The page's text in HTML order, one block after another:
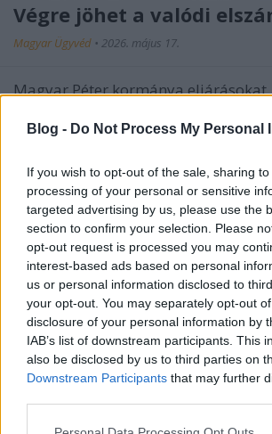
Blog - Do Not Process My Personal
If you wish to opt-out of the sale, sharing
processing of your personal or sensitive
targeted advertising by us, please use the
section to confirm your selection. Please
opt-out request is processed you may
interest-based ads based on personal
us or personal information disclosed to
your opt-out. You may separately opt-out
disclosure of your personal information by
IAB’s list of downstream participants. This
also be disclosed by us to third parties on
Downstream Participants that may further
Please note that this website/app uses one
Végre jöhet a valódi
Magyar Ügyvéd • 2026. május 17.
Magyar Péter kormánya eljárásokat
közbeszerzések miatt. Ugyanakkor